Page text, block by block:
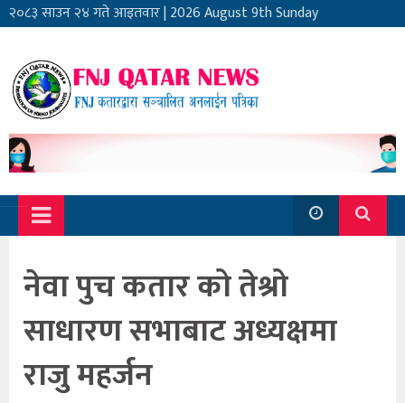
२०८३ साउन २४ गते आइतवार|2026 August 9th Sunday
नेवा पुच कतार को तेश्रो
साधारण सभाबाट अध्यक्षमा
राजु महर्जन